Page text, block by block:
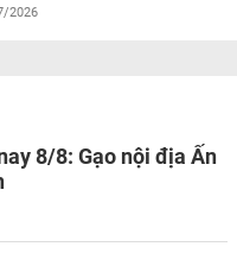
2026
8/8: Gạo nội địa Ấn